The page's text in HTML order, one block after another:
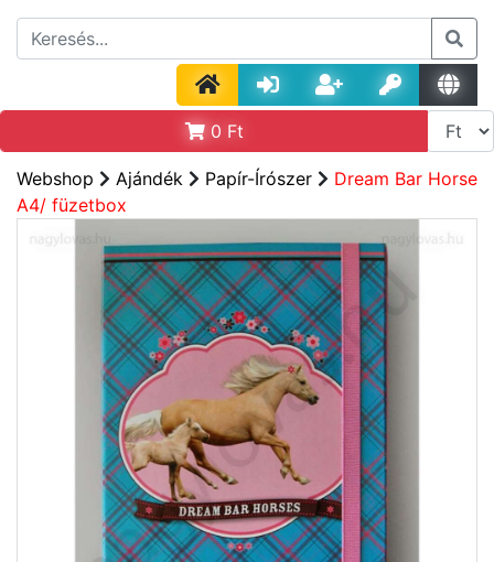
0 Ft
Webshop Ajándék Papír-Írószer
Dream Bar Horse
A4/ füzetbox